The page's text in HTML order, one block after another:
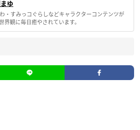
ゆ
・すみっコぐらしなどキャラクターコンテンツが
界観に毎日癒やされています。